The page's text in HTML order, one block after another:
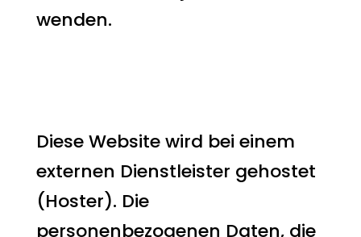
wenden.
Diese Website wird bei einem
externen Dienstleister gehostet
(Hoster). Die
personenbezogenen Daten, die